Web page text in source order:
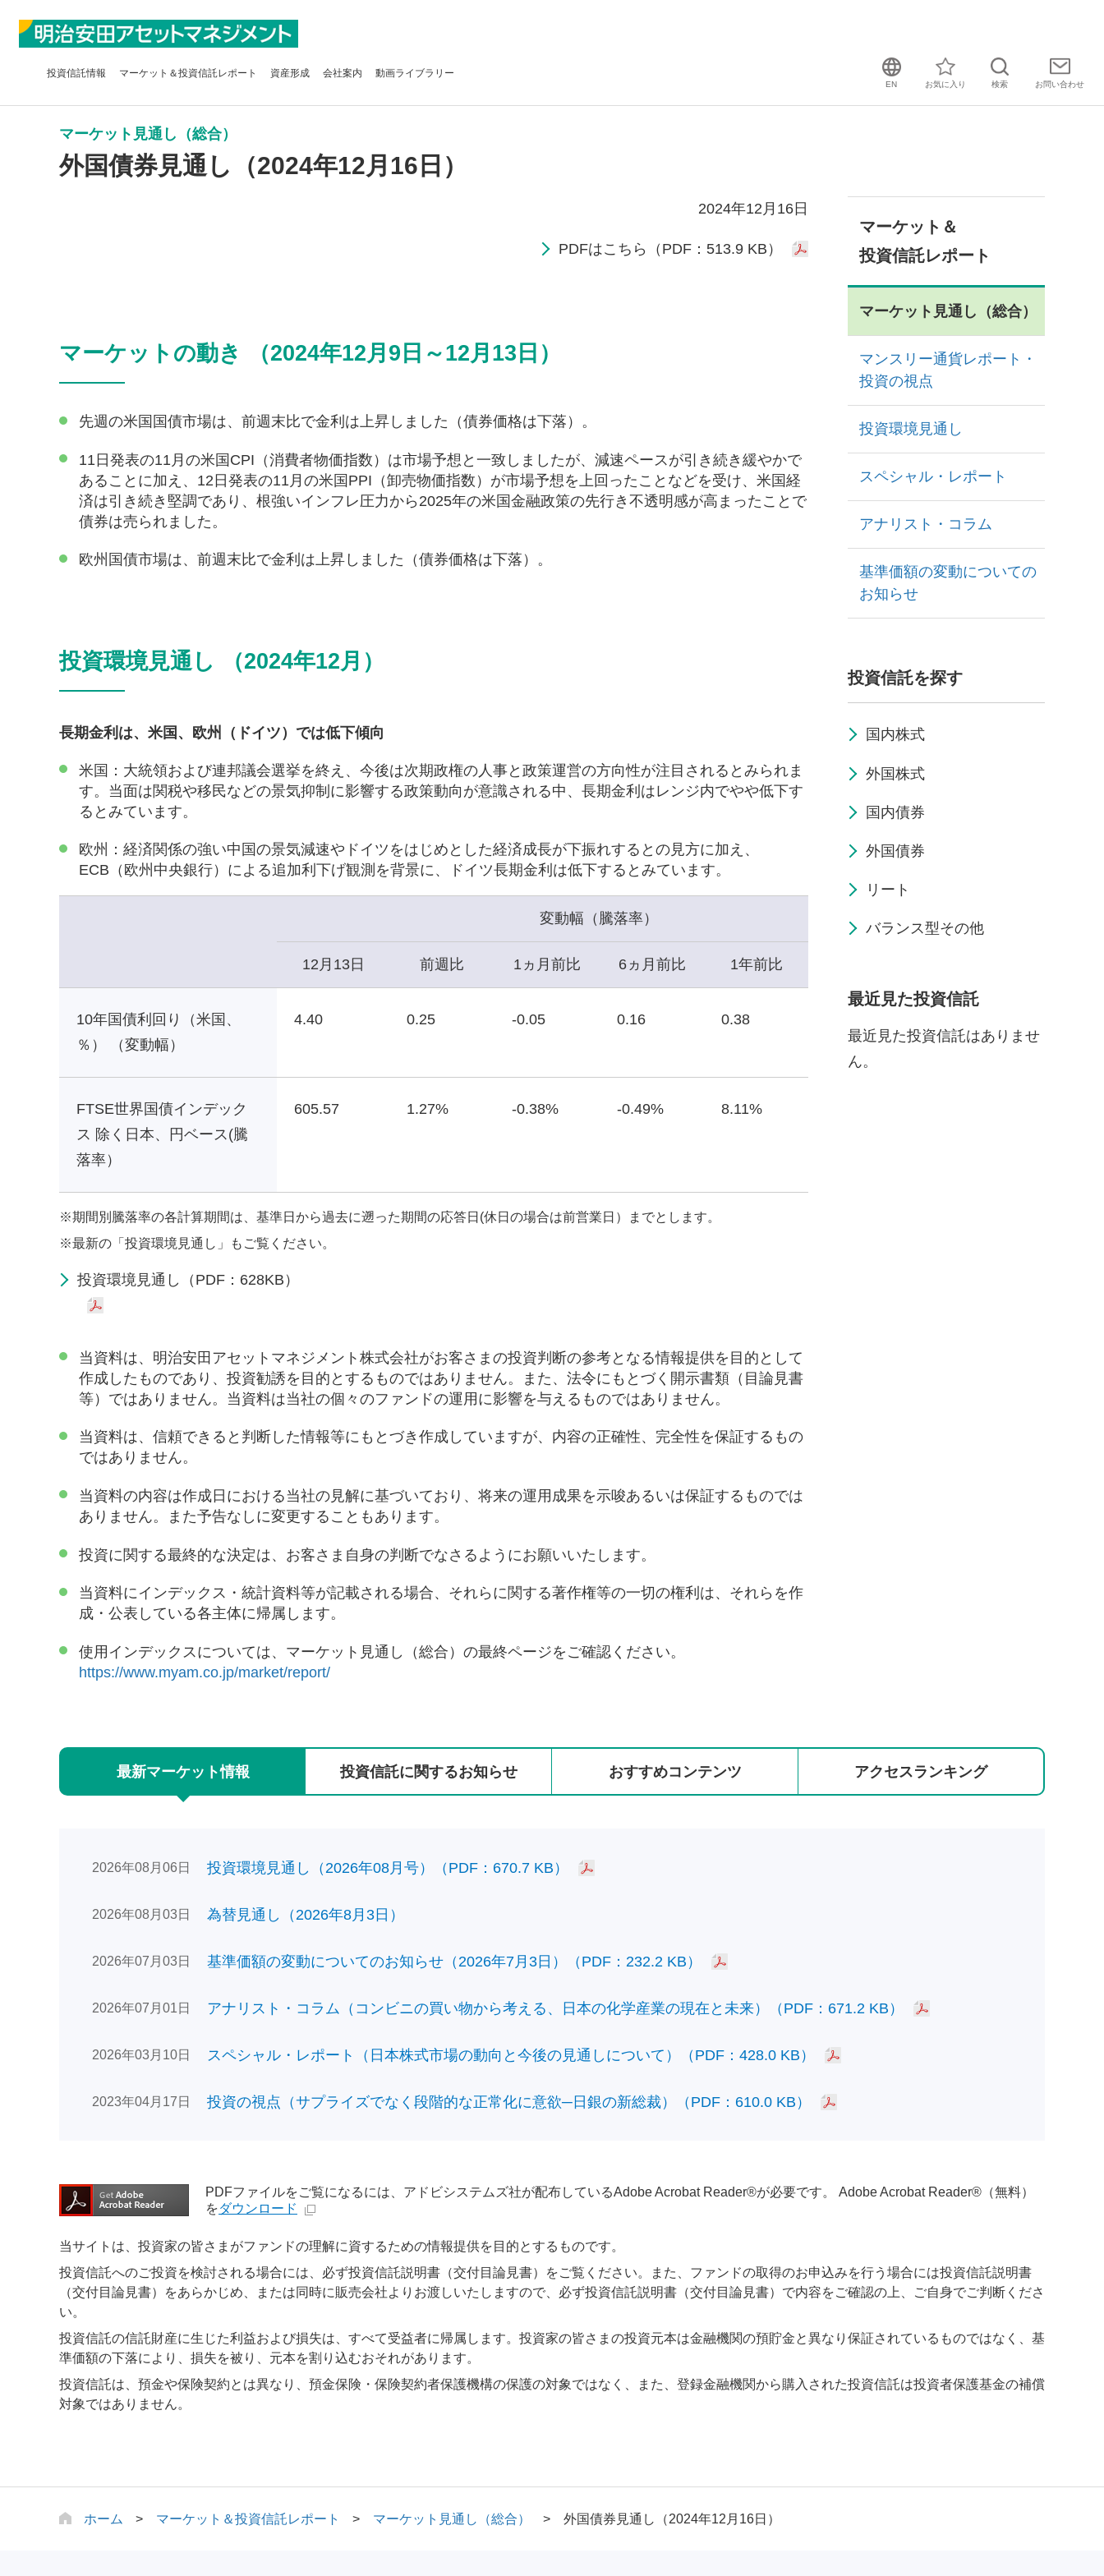
投資信託情報 マーケット＆投資信託レポート 資産形成 会社案内 動画ライブラリー
EN お気に入り 検索 お問い合わせ
マーケット見通し（総合）
外国債券見通し（2024年12月16日）
2024年12月16日
PDFはこちら（PDF：513.9 KB）
マーケットの動き （2024年12月9日～12月13日）
先週の米国国債市場は、前週末比で金利は上昇しました（債券価格は下落）。
11日発表の11月の米国CPI（消費者物価指数）は市場予想と一致しましたが、減速ペースが引き続き緩やかで
あることに加え、12日発表の11月の米国PPI（卸売物価指数）が市場予想を上回ったことなどを受け、米国経
済は引き続き堅調であり、根強いインフレ圧力から2025年の米国金融政策の先行き不透明感が高まったことで
債券は売られました。
欧州国債市場は、前週末比で金利は上昇しました（債券価格は下落）。
投資環境見通し （2024年12月）
長期金利は、米国、欧州（ドイツ）では低下傾向
米国：大統領および連邦議会選挙を終え、今後は次期政権の人事と政策運営の方向性が注目されるとみられま
す。当面は関税や移民などの景気抑制に影響する政策動向が意識される中、長期金利はレンジ内でやや低下す
るとみています。
欧州：経済関係の強い中国の景気減速やドイツをはじめとした経済成長が下振れするとの見方に加え、
ECB（欧州中央銀行）による追加利下げ観測を背景に、ドイツ長期金利は低下するとみています。
変動幅（騰落率）
12月13日 前週比 1ヵ月前比 6ヵ月前比 1年前比
10年国債利回り（米国、
％） （変動幅）
4.40 0.25 -0.05 0.16 0.38
FTSE世界国債インデック
ス 除く日本、円ベース(騰
落率）
605.57 1.27% -0.38% -0.49% 8.11%
※期間別騰落率の各計算期間は、基準日から過去に遡った期間の応答日(休日の場合は前営業日）までとします。
※最新の「投資環境見通し」もご覧ください。
投資環境見通し（PDF：628KB）
当資料は、明治安田アセットマネジメント株式会社がお客さまの投資判断の参考となる情報提供を目的として
作成したものであり、投資勧誘を目的とするものではありません。また、法令にもとづく開示書類（目論見書
等）ではありません。当資料は当社の個々のファンドの運用に影響を与えるものではありません。
当資料は、信頼できると判断した情報等にもとづき作成していますが、内容の正確性、完全性を保証するもの
ではありません。
当資料の内容は作成日における当社の見解に基づいており、将来の運用成果を示唆あるいは保証するものでは
ありません。また予告なしに変更することもあります。
投資に関する最終的な決定は、お客さま自身の判断でなさるようにお願いいたします。
当資料にインデックス・統計資料等が記載される場合、それらに関する著作権等の一切の権利は、それらを作
成・公表している各主体に帰属します。
使用インデックスについては、マーケット見通し（総合）の最終ページをご確認ください。
https://www.myam.co.jp/market/report/
マーケット＆
投資信託レポート
マーケット見通し（総合）
マンスリー通貨レポート・
投資の視点
投資環境見通し
スペシャル・レポート
アナリスト・コラム
基準価額の変動についての
お知らせ
投資信託を探す
国内株式
外国株式
国内債券
外国債券
リート
バランス型その他
最近見た投資信託
最近見た投資信託はありませ
ん。
最新マーケット情報 投資信託に関するお知らせ おすすめコンテンツ アクセスランキング
2026年08月06日 投資環境見通し（2026年08月号）（PDF：670.7 KB）
2026年08月03日 為替見通し（2026年8月3日）
2026年07月03日 基準価額の変動についてのお知らせ（2026年7月3日）（PDF：232.2 KB）
2026年07月01日 アナリスト・コラム（コンビニの買い物から考える、日本の化学産業の現在と未来）（PDF：671.2 KB）
2026年03月10日 スペシャル・レポート（日本株式市場の動向と今後の見通しについて）（PDF：428.0 KB）
2023年04月17日 投資の視点（サプライズでなく段階的な正常化に意欲─日銀の新総裁）（PDF：610.0 KB）
PDFファイルをご覧になるには、アドビシステムズ社が配布しているAdobe Acrobat Reader®が必要です。 Adobe Acrobat Reader®（無料）
をダウンロード
当サイトは、投資家の皆さまがファンドの理解に資するための情報提供を目的とするものです。
投資信託へのご投資を検討される場合には、必ず投資信託説明書（交付目論見書）をご覧ください。また、ファンドの取得のお申込みを行う場合には投資信託説明書
（交付目論見書）をあらかじめ、または同時に販売会社よりお渡しいたしますので、必ず投資信託説明書（交付目論見書）で内容をご確認の上、ご自身でご判断くださ
い。
投資信託の信託財産に生じた利益および損失は、すべて受益者に帰属します。投資家の皆さまの投資元本は金融機関の預貯金と異なり保証されているものではなく、基
準価額の下落により、損失を被り、元本を割り込むおそれがあります。
投資信託は、預金や保険契約とは異なり、預金保険・保険契約者保護機構の保護の対象ではなく、また、登録金融機関から購入された投資信託は投資者保護基金の補償
対象ではありません。
ホーム マーケット＆投資信託レポート マーケット見通し（総合） 外国債券見通し（2024年12月16日）